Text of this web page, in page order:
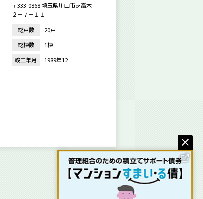
〒333-0868 埼玉県川口市芝高木
２－７－１１
総戸数
20戸
総棟数
1棟
竣工年月
1989年12